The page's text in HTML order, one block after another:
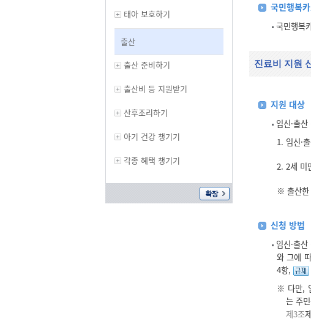
태아 보호하기
출산
출산 준비하기
출산비 등 지원받기
산후조리하기
아기 건강 챙기기
각종 혜택 챙기기
국민행복
국민행복
진료비 지원
지원 대상
임신·출
1. 임신·
2. 2세 미
※ 출산한
신청 방법
임신·출
와 그에
4항,
※ 다만,
는 주
제3조